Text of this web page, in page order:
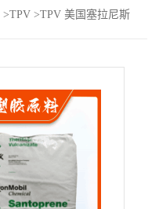
>TPV >TPV 美国塞拉尼斯